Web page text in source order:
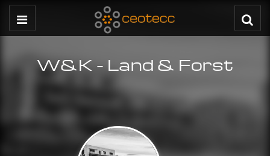
W&K - Land & Forst